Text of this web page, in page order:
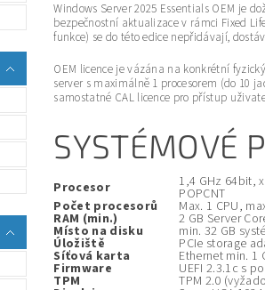
Windows Server 2025 Essentials OEM je
bezpečnostní aktualizace v rámci Fixed
funkce) se do této edice nepřidávají,
OEM licence je vázána na konkrétní
server s maximálně 1 procesorem (do 10
samostatné CAL licence pro přístup
SYSTÉMOVÉ
Procesor 1,4 GHz 64bit,
POPCNT
Počet procesorů Max. 1 CPU,
RAM (min.) 2 GB Server
Místo na disku min. 32 GB
Úložiště PCIe storage
Síťová karta Ethernet min. 1
Firmware UEFI 2.3.1c s
TPM TPM 2.0